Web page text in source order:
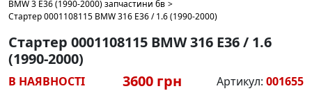
BMW 3 E36 (1990-2000) запчастини бв >
Стартер 0001108115 BMW 316 E36 / 1.6 (1990-2000)
Стартер 0001108115 BMW 316 E36 / 1.6
(1990-2000)
В НАЯВНОСТІ 3600 грн Артикул: 001655